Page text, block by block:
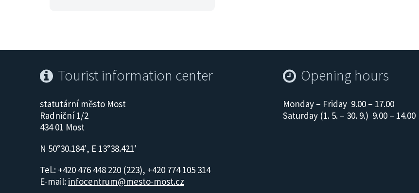
Tourist information center
statutární město Most
Radniční 1/2
434 01 Most
N 50°30.184′, E 13°38.421′
Tel.: +420 476 448 220 (223), +420 774 105 314
E-mail: infocentrum@mesto-most.cz
Opening hours
Monday – Friday 9.00 – 17.00
Saturday (1. 5. – 30. 9.) 9.00 – 14.00